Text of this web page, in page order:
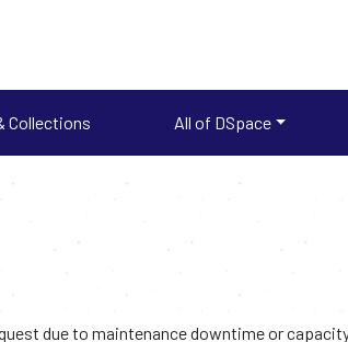
Collections All of DSpace
due to maintenance downtime or